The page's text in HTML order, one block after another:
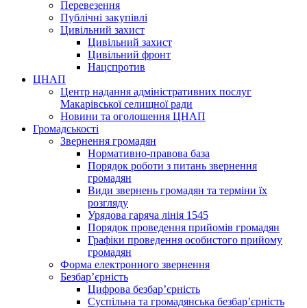
Перевезення
Публічні закупівлі
Цивільний захист
Цивільний захист
Цивільний фронт
Нацспротив
ЦНАП
Центр надання адміністративних послуг
Макарівської селищної ради
Новини та оголошення ЦНАП
Громадськості
Звернення громадян
Нормативно-правова база
Порядок роботи з питань звернення
громадян
Види звернень громадян та терміни їх
розгляду
Урядова гаряча лінія 1545
Порядок проведення прийомів громадян
Графіки проведення особистого прийому
громадян
Форма електронного звернення
Безбар’єрність
Цифрова безбар’єрність
Суспільна та громадянська безбар’єрність